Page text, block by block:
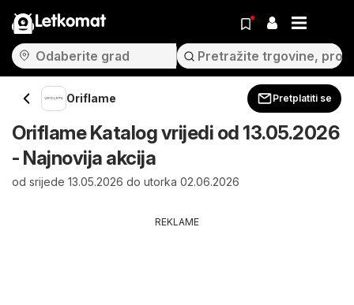
Letkomat
Oriflame Pretplatiti se
Oriflame Katalog vrijedi od 13.05.2026
- Najnovija akcija
od srijede 13.05.2026 do utorka 02.06.2026
REKLAME